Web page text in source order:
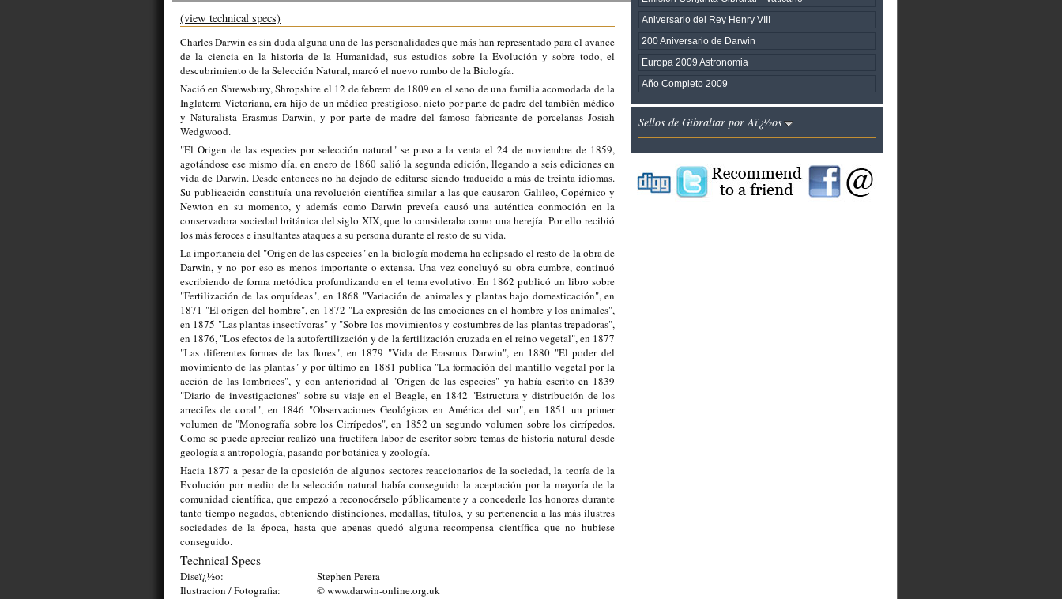
(view technical specs)
Charles Darwin es sin duda alguna una de las personalidades que más han representado para el avance
de la ciencia en la historia de la Humanidad, sus estudios sobre la Evolución y sobre todo, el
descubrimiento de la Selección Natural, marcó el nuevo rumbo de la Biología.
Nació en Shrewsbury, Shropshire el 12 de febrero de 1809 en el seno de una familia acomodada de la
Inglaterra Victoriana, era hijo de un médico prestigioso, nieto por parte de padre del también médico
y Naturalista Erasmus Darwin, y por parte de madre del famoso fabricante de porcelanas Josiah
Wedgwood.
"El Origen de las especies por selección natural" se puso a la venta el 24 de noviembre de 1859,
agotándose ese mismo día, en enero de 1860 salió la segunda edición, llegando a seis ediciones en
vida de Darwin. Desde entonces no ha dejado de editarse siendo traducido a más de treinta idiomas.
Su publicación constituía una revolución científica similar a las que causaron Galileo, Copérnico y
Newton en su momento, y además como Darwin preveía causó una auténtica conmoción en la
conservadora sociedad británica del siglo XIX, que lo consideraba como una herejía. Por ello recibió
los más feroces e insultantes ataques a su persona durante el resto de su vida.
La importancia del "Origen de las especies" en la biología moderna ha eclipsado el resto de la obra de
Darwin, y no por eso es menos importante o extensa. Una vez concluyó su obra cumbre, continuó
escribiendo de forma metódica profundizando en el tema evolutivo. En 1862 publicó un libro sobre
"Fertilización de las orquídeas", en 1868 "Variación de animales y plantas bajo domesticación", en
1871 "El origen del hombre", en 1872 "La expresión de las emociones en el hombre y los animales",
en 1875 "Las plantas insectívoras" y "Sobre los movimientos y costumbres de las plantas trepadoras",
en 1876, "Los efectos de la autofertilización y de la fertilización cruzada en el reino vegetal", en 1877
"Las diferentes formas de las flores", en 1879 "Vida de Erasmus Darwin", en 1880 "El poder del
movimiento de las plantas" y por último en 1881 publica "La formación del mantillo vegetal por la
acción de las lombrices", y con anterioridad al "Origen de las especies" ya había escrito en 1839
"Diario de investigaciones" sobre su viaje en el Beagle, en 1842 "Estructura y distribución de los
arrecifes de coral", en 1846 "Observaciones Geológicas en América del sur", en 1851 un primer
volumen de "Monografía sobre los Cirrípedos", en 1852 un segundo volumen sobre los cirrípedos.
Como se puede apreciar realizó una fructífera labor de escritor sobre temas de historia natural desde
geología a antropología, pasando por botánica y zoología.
Hacia 1877 a pesar de la oposición de algunos sectores reaccionarios de la sociedad, la teoría de la
Evolución por medio de la selección natural había conseguido la aceptación por la mayoría de la
comunidad científica, que empezó a reconocérselo públicamente y a concederle los honores durante
tanto tiempo negados, obteniendo distinciones, medallas, títulos, y su pertenencia a las más ilustres
sociedades de la época, hasta que apenas quedó alguna recompensa científica que no hubiese
conseguido.
Technical Specs
Diseï¿½o:
Stephen Perera
Ilustracion / Fotografia:
© www.darwin-online.org.uk
Aniversario del Rey Henry VIII
200 Aniversario de Darwin
Europa 2009 Astronomia
Año Completo 2009
Sellos de Gibraltar por Aï¿½os